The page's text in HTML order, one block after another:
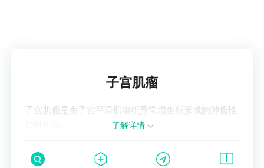
子宫肌瘤
子宫肌瘤是由子宫平滑肌组织异常增生所形成的肿瘤性
了解详情